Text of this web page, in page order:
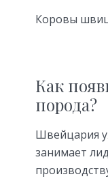
Коровы
Как
порода?
Швейцария
занимает